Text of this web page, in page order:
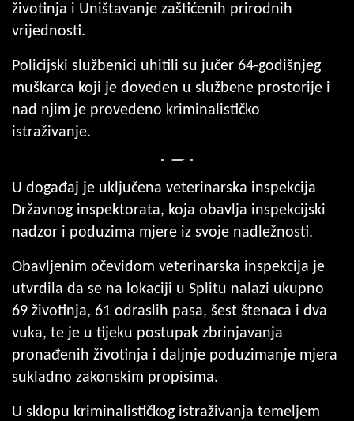
životinja i Uništavanje zaštićenih prirodnih
vrijednosti.
Policijski službenici uhitili su jučer 64-godišnjeg
muškarca koji je doveden u službene prostorije i
nad njim je provedeno kriminalističko
istraživanje.
U događaj je uključena veterinarska inspekcija
Državnog inspektorata, koja obavlja inspekcijski
nadzor i poduzima mjere iz svoje nadležnosti.
Obavljenim očevidom veterinarska inspekcija je
utvrdila da se na lokaciji u Splitu nalazi ukupno
69 životinja, 61 odraslih pasa, šest štenaca i dva
vuka, te je u tijeku postupak zbrinjavanja
pronađenih životinja i daljnje poduzimanje mjera
sukladno zakonskim propisima.
U sklopu kriminalističkog istraživanja temeljem